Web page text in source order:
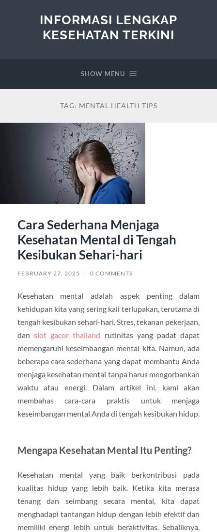
INFORMASI LENGKAP
KESEHATAN TERKINI
SHOW MENU
TAG: MENTAL HEALTH TIPS
Cara Sederhana Menjaga
Kesehatan Mental di Tengah
Kesibukan Sehari-hari
FEBRUARY 27, 2025 / 0 COMMENTS
Kesehatan mental adalah aspek penting dalam
kehidupan kita yang sering kali terlupakan, terutama di
tengah kesibukan sehari-hari. Stres, tekanan pekerjaan,
danslot gacor thailand rutinitas yang padat dapat
memengaruhi keseimbangan mental kita. Namun, ada
beberapa cara sederhana yang dapat membantu Anda
menjaga kesehatan mental tanpa harus mengorbankan
waktu atau energi. Dalam artikel ini, kami akan
membahas cara-cara praktis untuk menjaga
keseimbangan mental Anda di tengah kesibukan hidup.
Mengapa Kesehatan Mental Itu Penting?
Kesehatan mental yang baik berkontribusi pada
kualitas hidup yang lebih baik. Ketika kita merasa
tenang dan seimbang secara mental, kita dapat
menghadapi tantangan hidup dengan lebih efektif dan
memiliki energi lebih untuk beraktivitas. Sebaliknya,